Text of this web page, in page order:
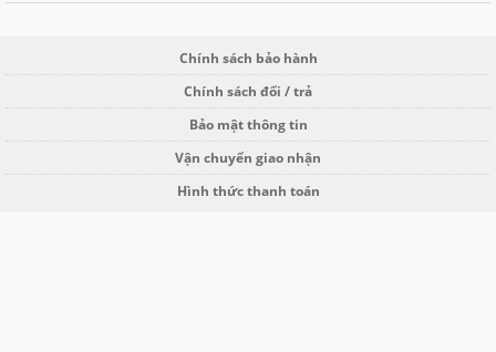
Chính sách bảo hành
Chính sách đổi / trả
Bảo mật thông tin
Vận chuyển giao nhận
Hình thức thanh toán